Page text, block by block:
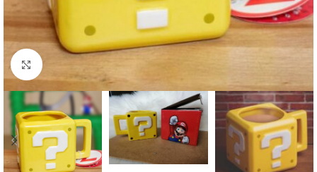
Click to enlarge